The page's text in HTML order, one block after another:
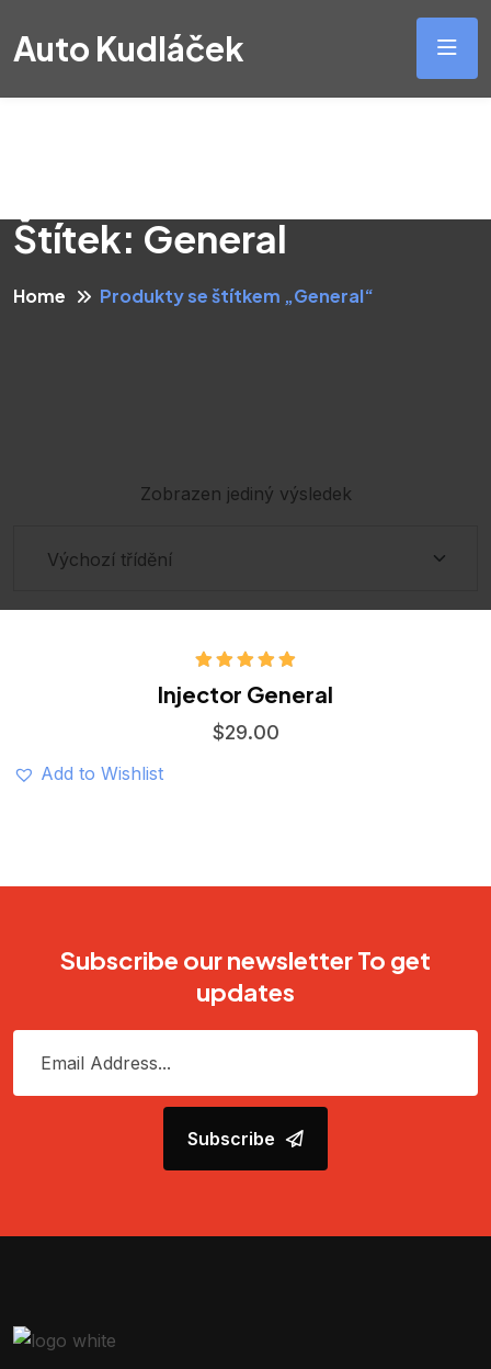
Auto Kudláček
Štítek: General
Home Produkty se štítkem „General“
Zobrazen jediný výsledek
5.00z 5
Injector General
$29.00
Add to Wishlist
Subscribe our newsletter To get
updates
Subscribe